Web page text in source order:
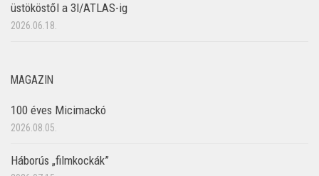
üstököstől a 3I/ATLAS-ig
2026.06.18.
MAGAZIN
100 éves Micimackó
2026.08.05.
Háborús „filmkockák”